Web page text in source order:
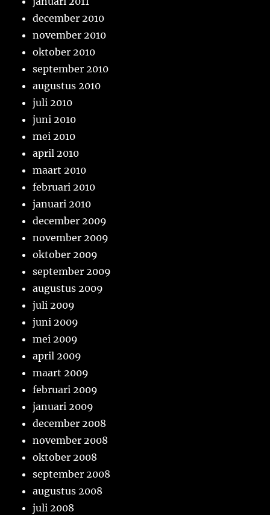
december 2010
november 2010
oktober 2010
september 2010
augustus 2010
juli 2010
juni 2010
mei 2010
april 2010
maart 2010
februari 2010
januari 2010
december 2009
november 2009
oktober 2009
september 2009
augustus 2009
juli 2009
juni 2009
mei 2009
april 2009
maart 2009
februari 2009
januari 2009
december 2008
november 2008
oktober 2008
september 2008
augustus 2008
juli 2008